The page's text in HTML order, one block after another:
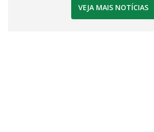
VEJA MAIS NOTÍCIAS